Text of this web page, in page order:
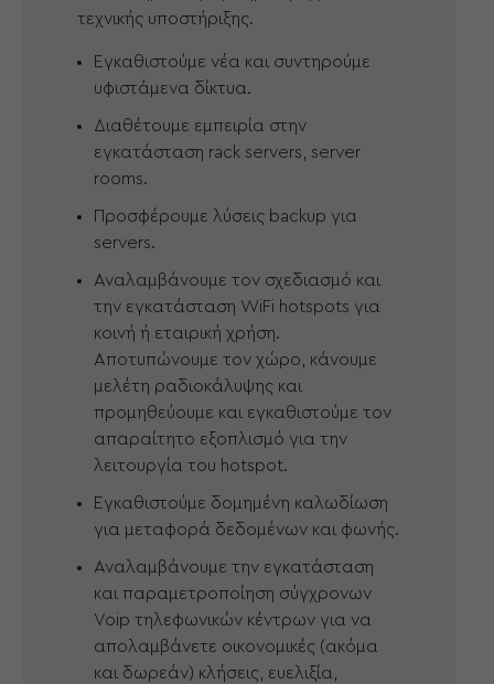
τεχνικής υποστήριξης.
Εγκαθιστούμε νέα και συντηρούμε
υφιστάμενα δίκτυα.
Διαθέτουμε εμπειρία στην
εγκατάσταση rack servers, server
rooms.
Προσφέρουμε λύσεις backup για
servers.
Αναλαμβάνουμε τον σχεδιασμό και
την εγκατάσταση WiFi hotspots για
κοινή ή εταιρική χρήση.
Αποτυπώνουμε τον χώρο, κάνουμε
μελέτη ραδιοκάλυψης και
προμηθεύουμε και εγκαθιστούμε τον
απαραίτητο εξοπλισμό για την
λειτουργία του hotspot.
Εγκαθιστούμε δομημένη καλωδίωση
για μεταφορά δεδομένων και φωνής.
Αναλαμβάνουμε την εγκατάσταση
και παραμετροποίηση σύγχρονων
Voip τηλεφωνικών κέντρων για να
απολαμβάνετε οικονομικές (ακόμα
και δωρεάν) κλήσεις, ευελιξία,